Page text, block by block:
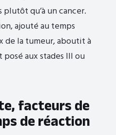
qu’à un cancer.
ajouté au temps
de la tumeur, aboutit à
aux stades III ou
facteurs de
de réaction